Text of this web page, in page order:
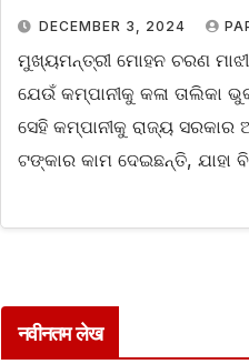
DECEMBER 3, 2024
ମୁଖ୍ୟମନ୍ତ୍ରୀ ମୋହନ ଚରଣ
ଯେଉଁ କମ୍ପାନୀକୁ କଳା ତାଲିକା
ସେହି କମ୍ପାନୀକୁ ରାଜ୍ୟ
ଟଙ୍କାର କାମ ଦେଇଛନ୍ତି, ଯାହା
नवीनतम लेख